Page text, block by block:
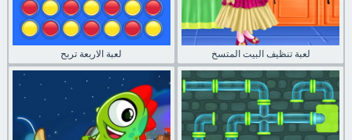
لعبة الاربعة تربح لعبة تنظيف البيت المتسخ